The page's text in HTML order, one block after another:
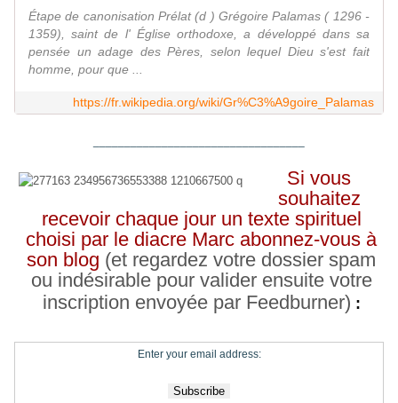
Étape de canonisation Prélat (d ) Grégoire Palamas ( 1296 -
1359), saint de l' Église orthodoxe, a développé dans sa
pensée un adage des Pères, selon lequel Dieu s'est fait
homme, pour que ...
https://fr.wikipedia.org/wiki/Gr%C3%A9goire_Palamas
Si vous
souhaitez
recevoir chaque jour un texte spirituel
choisi par le diacre Marc abonnez-vous à
son blog (et regardez votre dossier spam
ou indésirable pour valider ensuite votre
inscription envoyée par Feedburner) :
Enter your email address: